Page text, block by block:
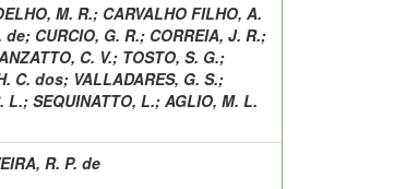
M. R.; CARVALHO FILHO, A.
de; CURCIO, G. R.; CORREIA, J. R.;
C. V.; TOSTO, S. G.;
C. dos; VALLADARES, G. S.;
L.; SEQUINATTO, L.; AGLIO, M. L.
R. P. de